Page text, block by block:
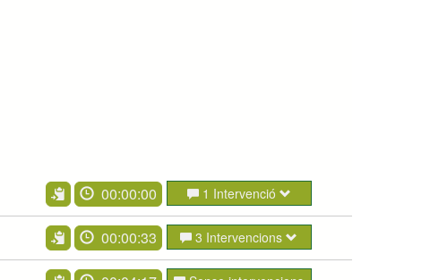
00:00:00 1 Intervenció
00:00:33 3 Intervencions